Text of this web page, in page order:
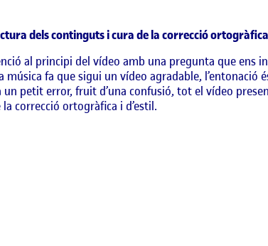
dels continguts i cura de la correcció ortogràfica
al principi del vídeo amb una pregunta que ens
fa que sigui un vídeo agradable, l’entonació
petit error, fruit d’una confusió, tot el vídeo
correcció ortogràfica i d’estil.